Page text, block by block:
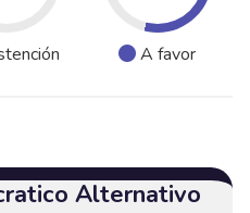
A favor
Alternativo